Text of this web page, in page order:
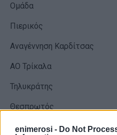
enimerosi - Do Not
Ομάδα
Πιερικός
Αναγέννηση
ΑΟ Τρίκαλα
Θεσπρωτός
Ζάκυνθος